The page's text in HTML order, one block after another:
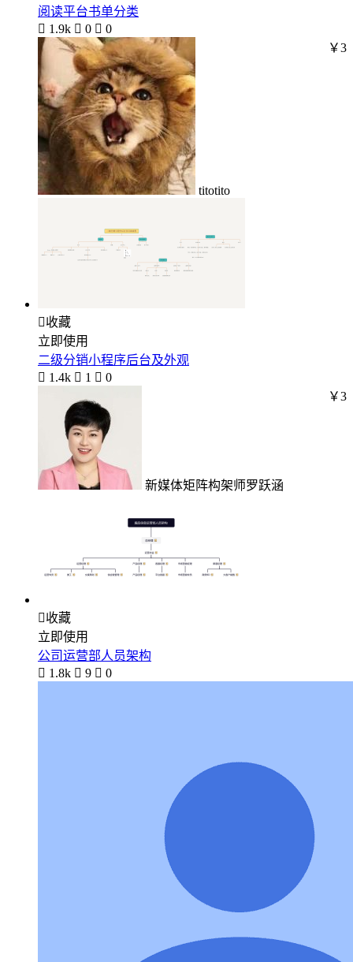
阅读平台书单分类
 1.9k  0  0
titotito
￥3
收藏
立即使用
二级分销小程序后台及外观
 1.4k  1  0
新媒体矩阵构架师罗跃涵
￥3
收藏
立即使用
公司运营部人员架构
 1.8k  9  0